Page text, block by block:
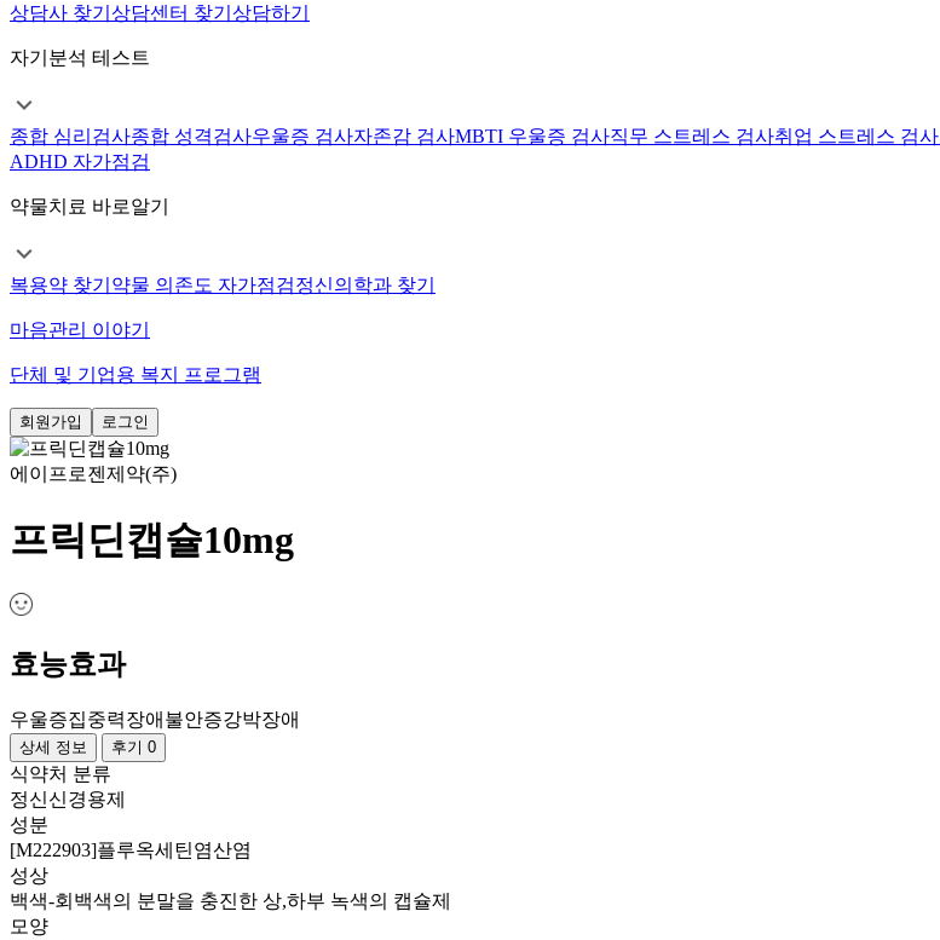
상담사 찾기 상담센터 찾기 상담하기
자기분석 테스트
종합 심리검사종합 성격검사우울증 검사자존감 검사MBTI 우울증 검사직무 스트레스 검사취업 스트레스 검사
ADHD 자가점검
약물치료 바로알기
복용약 찾기 약물 의존도 자가점검정신의학과 찾기
마음관리 이야기
단체 및 기업용 복지 프로그램
회원가입 로그인
에이프로젠제약(주)
프릭딘캡슐10mg
효능효과
우울증집중력장애 불안증강박장애
상세 정보 후기 0
식약처 분류
정신신경용제
성분
[M222903]플루옥세틴염산염
성상
백색-회백색의 분말을 충진한 상,하부 녹색의 캡슐제
모양